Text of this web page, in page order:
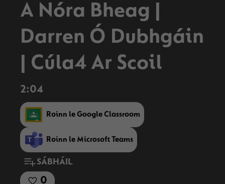
A Nóra Bheag |
Darren Ó Dubhgáin
| Cúla4 Ar Scoil
2:04
Roinn le Google Classroom
Roinn le Microsoft Teams
SÁBHÁIL
0